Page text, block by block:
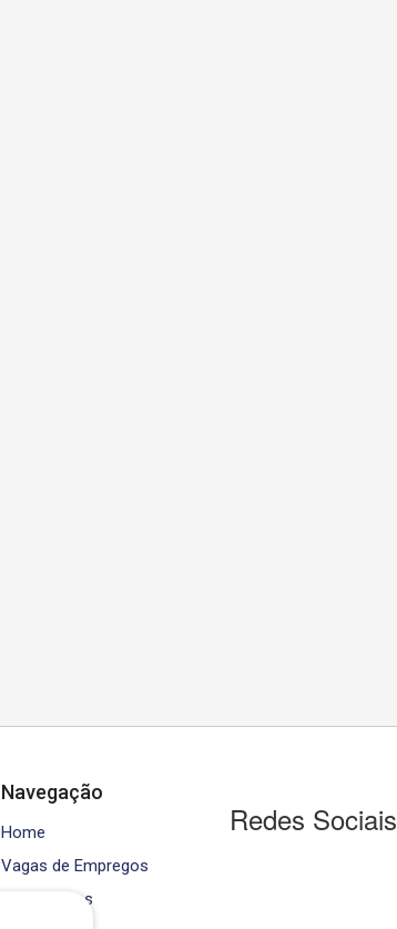
Navegação
Home
Vagas de Empregos
Contratados
Redes Sociais